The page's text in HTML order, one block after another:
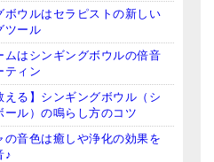
ド各種
チャーム
グCD
ボウルはセラピストの新しい
ツール
ムはシンギングボウルの倍音
ティン
える】シンギングボウル（シ
ール）の鳴らし方のコツ
の音色は癒しや浄化の効果を
♪